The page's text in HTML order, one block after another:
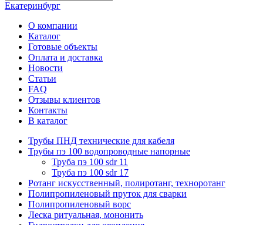
Екатеринбург
О компании
Каталог
Готовые объекты
Оплата и доставка
Новости
Статьи
FAQ
Отзывы клиентов
Контакты
В каталог
Трубы ПНД технические для кабеля
Трубы пэ 100 водопроводные напорные
Труба пэ 100 sdr 11
Труба пэ 100 sdr 17
Ротанг искусственный, полиротанг, техноротанг
Полипропиленовый пруток для сварки
Полипропиленовый ворс
Леска ритуальная, мононить